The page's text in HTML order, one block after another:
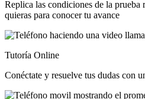
Replica las condiciones de la prueba
quieras para conocer tu avance
Tutoría Online
Conéctate y resuelve tus dudas con